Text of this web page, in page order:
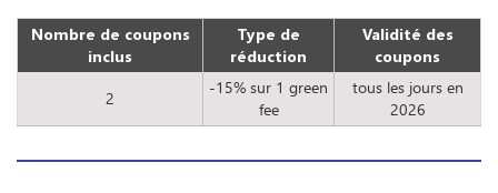
Nombre de coupons
inclus
Type de
réduction
Validité des
coupons
2
-15% sur 1 green
fee
tous les jours en
2026